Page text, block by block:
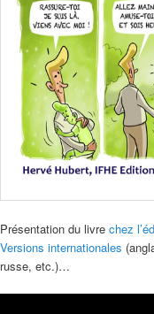
Présentation du livre chez
Versions internationales
russe, etc.)…